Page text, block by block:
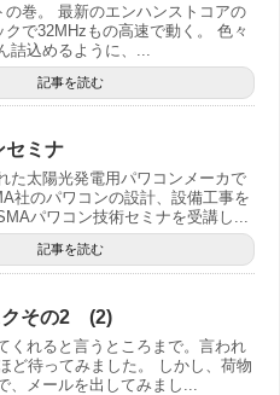
の巻。 最新のエンハンストコアの
クで32MHzもの高速で動く。 色々
詰込めるように、...
記事を読む
セミナ
た太陽光発電用パワコンメーカで
社のパワコンの設計、設備工事を
パワコン技術セミナを受講し...
記事を読む
クその2 (2)
くれると言うところまで。言われ
ど待ってみました。 しかし、荷物
、メールを出してみまし...